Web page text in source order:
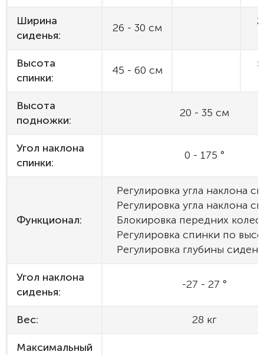
Ширина
сиденья:
26 - 30 см
Высота
спинки:
45 - 60 см
Высота
подножки:
20 - 35 см
Угол наклона
спинки:
0 - 175 °
Функционал:
Регулировка угла наклона
Регулировка угла наклона
Блокировка передних колес
Регулировка спинки по
Регулировка глубины
Угол наклона
сиденья:
-27 - 27 °
Вес: 28 кг
Максимальный